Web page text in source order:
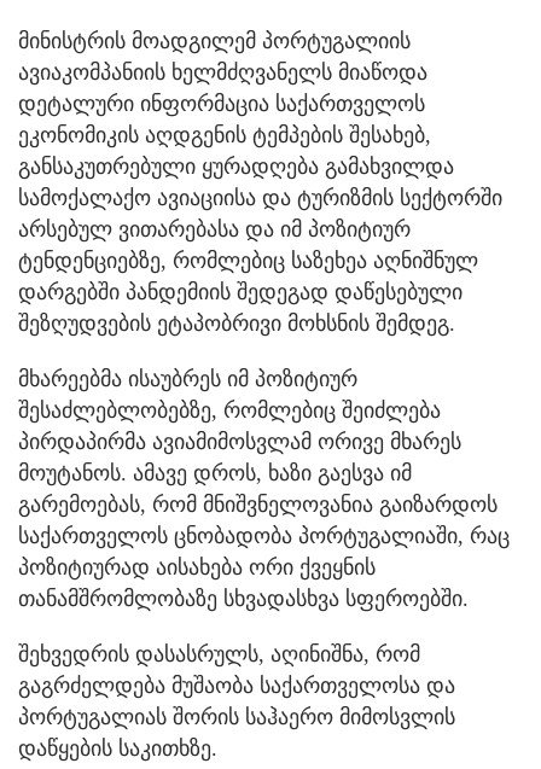
მინისტრის მოადგილემ პორტუგალიის
ავიაკომპანიის ხელმძღვანელს მიაწოდა
დეტალური ინფორმაცია საქართველოს
ეკონომიკის აღდგენის ტემპების შესახებ,
განსაკუთრებული ყურადღება გამახვილდა
სამოქალაქო ავიაციისა და ტურიზმის სექტორში
არსებულ ვითარებასა და იმ პოზიტიურ
ტენდენციებზე, რომლებიც საზეხეა აღნიშნულ
დარგებში პანდემიის შედეგად დაწესებული
შეზღუდვების ეტაპობრივი მოხსნის შემდეგ.
მხარეებმა ისაუბრეს იმ პოზიტიურ
შესაძლებლობებზე, რომლებიც შეიძლება
პირდაპირმა ავიამიმოსვლამ ორივე მხარეს
მოუტანოს. ამავე დროს, ხაზი გაესვა იმ
გარემოებას, რომ მნიშვნელოვანია გაიზარდოს
საქართველოს ცნობადობა პორტუგალიაში, რაც
პოზიტიურად აისახება ორი ქვეყნის
თანამშრომლობაზე სხვადასხვა სფეროებში.
შეხვედრის დასასრულს, აღინიშნა, რომ
გაგრძელდება მუშაობა საქართველოსა და
პორტუგალიას შორის საჰაერო მიმოსვლის
დაწყების საკითხზე.